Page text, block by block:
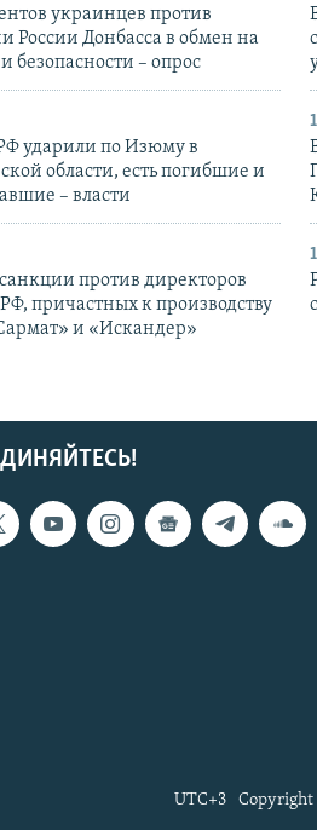
украинцев против
России Донбасса в обмен на
безопасности – опрос
ударили по Изюму в
области, есть погибшие и
– власти
против директоров
причастных к производству
и «Искандер»
UTC+3